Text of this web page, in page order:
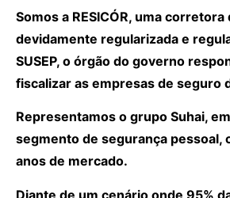
Somos a RESICÓR, uma
devidamente regularizada e
SUSEP, o órgão do governo
fiscalizar as empresas de seguro
Representamos o grupo Suhai,
segmento de segurança pessoal,
anos de mercado.
Diante de um cenário onde 95%